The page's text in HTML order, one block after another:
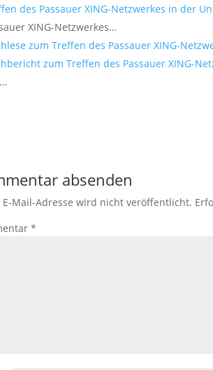
des Passauer XING-Netzwerkes in der
XING-Netzwerkes…
zum Treffen des Passauer XING-
zum Treffen des Passauer XING-
absenden
E-Mail-Adresse wird nicht veröffentlicht.
*